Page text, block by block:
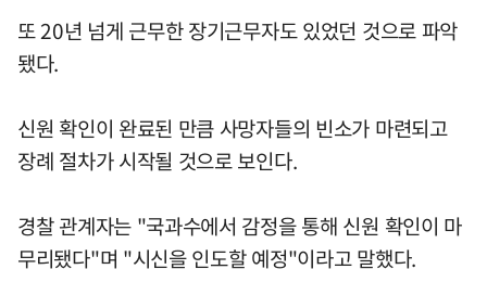
또 20년 넘게 근무한 장기근무자도 있었던 것으로 파악
됐다.
신원 확인이 완료된 만큼 사망자들의 빈소가 마련되고
장례 절차가 시작될 것으로 보인다.
경찰 관계자는 "국과수에서 감정을 통해 신원 확인이 마
무리됐다"며 "시신을 인도할 예정"이라고 말했다.